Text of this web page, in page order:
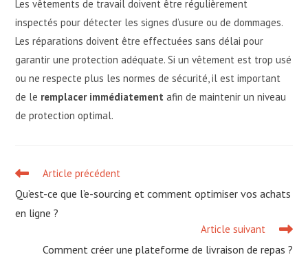
Les vêtements de travail doivent être régulièrement
inspectés pour détecter les signes d’usure ou de dommages.
Les réparations doivent être effectuées sans délai pour
garantir une protection adéquate. Si un vêtement est trop usé
ou ne respecte plus les normes de sécurité, il est important
de le remplacer immédiatement afin de maintenir un niveau
de protection optimal.
Read
articles
Article précédent
Qu’est-ce que l’e-sourcing et comment optimiser vos achats
en ligne ?
Article suivant
Comment créer une plateforme de livraison de repas ?